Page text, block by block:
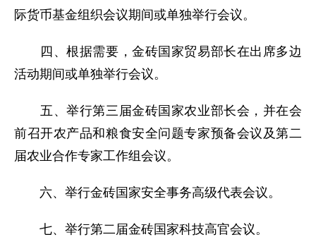
际货币基金组织会议期间或单独举行会议。
四、根据需要，金砖国家贸易部长在出席多边
活动期间或单独举行会议。
五、举行第三届金砖国家农业部长会，并在会
前召开农产品和粮食安全问题专家预备会议及第二
届农业合作专家工作组会议。
六、举行金砖国家安全事务高级代表会议。
七、举行第二届金砖国家科技高官会议。